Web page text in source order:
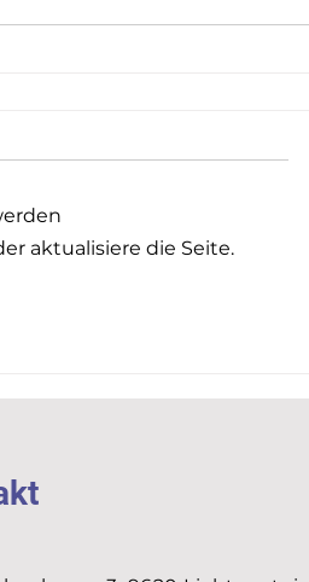
aktualisiere die Seite.